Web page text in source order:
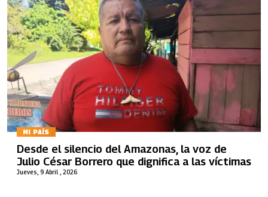
MI PAÍS
Jueves, 9 Abril , 2026
Desde el silencio del Amazonas, la voz de
Julio César Borrero que dignifica a las víctimas